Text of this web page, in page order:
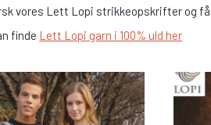
vores Lett Lopi strikkeopskrifter og
finde Lett Lopi garn i 100% uld her